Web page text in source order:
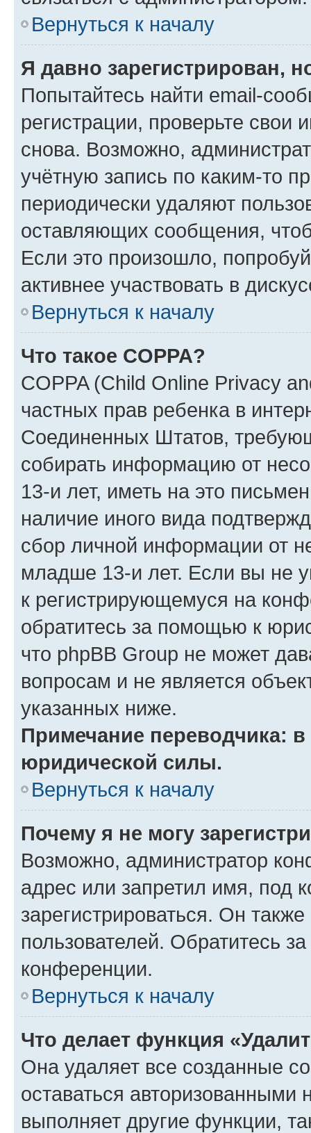
Вернуться к началу
Я давно зарегистрирован,
Попытайтесь найти email-
регистрации, проверьте свои
снова. Возможно,
учётную запись по каким-то
периодически удаляют
оставляющих сообщения,
Если это произошло,
активнее участвовать в
Вернуться к началу
Что такое COPPA?
COPPA (Child Online Privacy
частных прав ребенка в
Соединенных Штатов,
собирать информацию от
13-и лет, иметь на это
наличие иного вида
сбор личной информации от
младше 13-и лет. Если вы не
к регистрирующемуся на
обратитесь за помощью к
что phpBB Group не может
вопросам и не является
указанных ниже.
Примечание переводчика:
юридической силы.
Вернуться к началу
Почему я не могу
Возможно, администратор
адрес или запретил имя, под
зарегистрироваться. Он
пользователей. Обратитесь
конференции.
Вернуться к началу
Что делает функция
Она удаляет все созданные
оставаться авторизованными
выполняет другие функции,